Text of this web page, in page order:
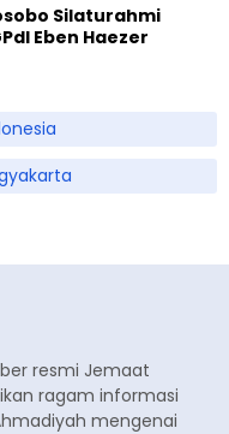
Silaturahmi
Eben Haezer
resmi Jemaat
ragam informasi
mengenai